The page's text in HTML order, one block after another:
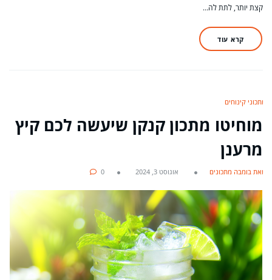
קצת יותר, לתת לה…
קרא עוד
מתכוני קינוחים
מוחיטו מתכון קנקן שיעשה לכם קיץ
מרענן
מאת בומבה מתכונים אוגוסט 3, 2024 0